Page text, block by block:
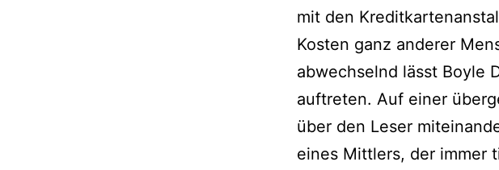
mit den
Kosten ganz anderer
abwechselnd lässt Boyle
auftreten. Auf einer
über den Leser
eines Mittlers, der immer